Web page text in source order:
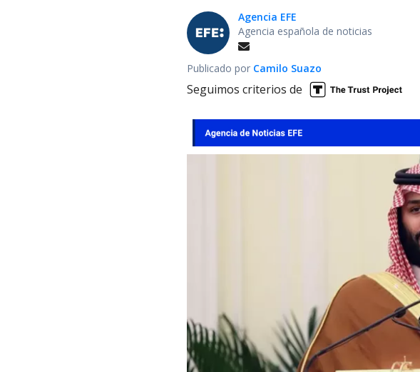
Agencia EFE
Agencia española de noticias
Publicado por Camilo Suazo
Seguimos criterios de